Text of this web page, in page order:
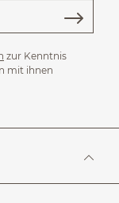
zur Kenntnis
mit ihnen